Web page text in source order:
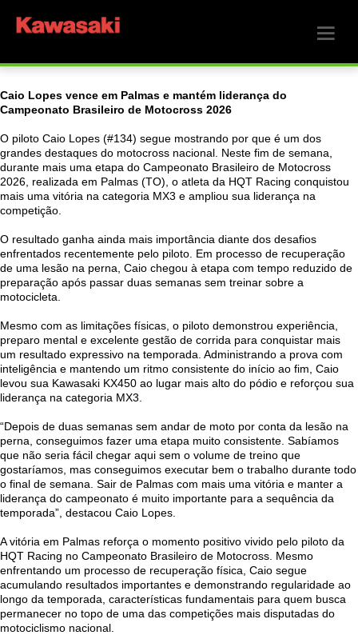
Caio Lopes vence em Palmas e mantém liderança do
Campeonato Brasileiro de Motocross 2026
O piloto Caio Lopes (#134) segue mostrando por que é um dos
grandes destaques do motocross nacional. Neste fim de semana,
durante mais uma etapa do Campeonato Brasileiro de Motocross
2026, realizada em Palmas (TO), o atleta da HQT Racing conquistou
mais uma vitória na categoria MX3 e ampliou sua liderança na
competição.
O resultado ganha ainda mais importância diante dos desafios
enfrentados recentemente pelo piloto. Em processo de recuperação
de uma lesão na perna, Caio chegou à etapa com tempo reduzido de
preparação após passar duas semanas sem treinar sobre a
motocicleta.
Mesmo com as limitações físicas, o piloto demonstrou experiência,
preparo mental e excelente gestão de corrida para conquistar mais
um resultado expressivo na temporada. Administrando a prova com
inteligência e mantendo um ritmo consistente do início ao fim, Caio
levou sua Kawasaki KX450 ao lugar mais alto do pódio e reforçou sua
liderança na categoria MX3.
“Depois de duas semanas sem andar de moto por conta da lesão na
perna, conseguimos fazer uma etapa muito consistente. Sabíamos
que não seria fácil chegar aqui sem o volume de treino que
gostaríamos, mas conseguimos executar bem o trabalho durante todo
o final de semana. Sair de Palmas com mais uma vitória e manter a
liderança do campeonato é muito importante para a sequência da
temporada”, destacou Caio Lopes.
A vitória em Palmas reforça o momento positivo vivido pelo piloto da
HQT Racing no Campeonato Brasileiro de Motocross. Mesmo
enfrentando um processo de recuperação física, Caio segue
acumulando resultados importantes e demonstrando regularidade ao
longo da temporada, características fundamentais para quem busca
permanecer no topo de uma das competições mais disputadas do
motociclismo nacional.